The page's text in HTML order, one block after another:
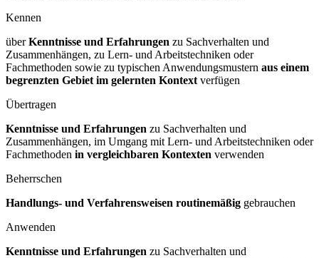
Kennen
überKenntnisse und Erfahrungen zu Sachverhalten und
Zusammenhängen, zu Lern- und Arbeitstechniken oder
Fachmethoden sowie zu typischen Anwendungsmustern aus einem
begrenzten Gebiet im gelernten Kontext verfügen
Übertragen
Kenntnisse und Erfahrungen zu Sachverhalten und
Zusammenhängen, im Umgang mit Lern- und Arbeitstechniken oder
Fachmethoden in vergleichbaren Kontexten verwenden
Beherrschen
Handlungs- und Verfahrensweisen routinemäßig gebrauchen
Anwenden
Kenntnisse und Erfahrungen zu Sachverhalten und